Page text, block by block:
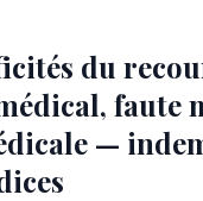
du
faute
—